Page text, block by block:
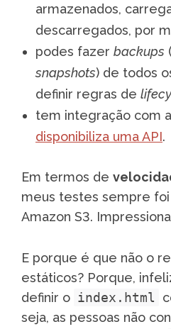
armazenados,
descarregados, por
podes fazer backups
snapshots) de todos
definir regras de
tem integração com a
disponibiliza uma API.
Em termos de
meus testes sempre foi
Amazon S3.
E porque é que não o
estáticos? Porque,
definir o index.html
seja, as pessoas não